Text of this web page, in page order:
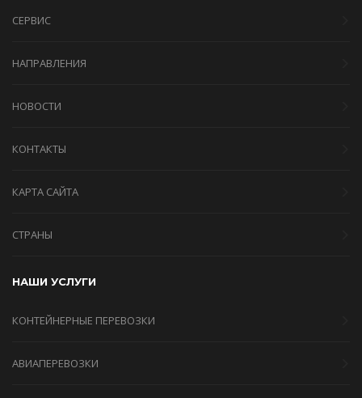
СЕРВИС
НАПРАВЛЕНИЯ
НОВОСТИ
КОНТАКТЫ
КАРТА САЙТА
СТРАНЫ
НАШИ УСЛУГИ
КОНТЕЙНЕРНЫЕ ПЕРЕВОЗКИ
АВИАПЕРЕВОЗКИ